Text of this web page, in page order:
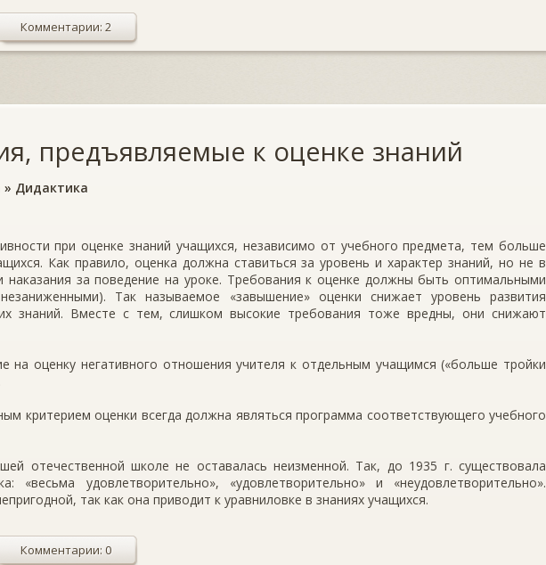
Комментарии: 2
предъявляемые к оценке знаний
» Дидактика
при оценке знаний учащихся, независимо от учебного предмета, тем больше
Как правило, оценка должна ставиться за уровень и характер знаний, но не в
наказания за поведение на уроке. Требования к оценке должны быть оптимальными
Так называемое «завышение» оценки снижает уровень развития
знаний. Вместе с тем, слишком высокие требования тоже вредны, они снижают
на оценку негативного отношения учителя к отдельным учащимся («больше тройки
критерием оценки всегда должна являться программа соответствующего учебного
отечественной школе не оставалась неизменной. Так, до 1935 г. существовала
«весьма удовлетворительно», «удовлетворительно» и «неудовлетворительно».
так как она приводит к уравниловке в знаниях учащихся.
Комментарии: 0